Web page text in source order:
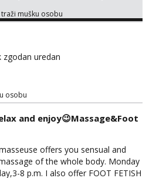
bilo gdje zato se javi što prije da
te!
mušku osobu
zgodan uredan
osobu
and enjoy😉Massage&Foot
offers you sensual and
of the whole body. Monday
8 p.m. I also offer FOOT FETISH